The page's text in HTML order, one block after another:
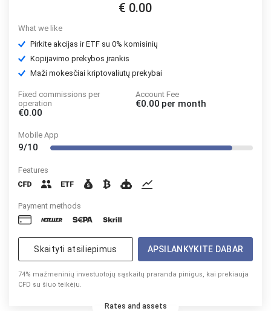
€ 0.00
What we like
Pirkite akcijas ir ETF su 0% komisinių
Kopijavimo prekybos įrankis
Maži mokesčiai kriptovaliutų prekybai
Fixed commissions per
operation
€0.00
Account Fee
€0.00 per month
Mobile App
9/10
Features
Payment methods
Skaityti atsiliepimus APSILANKYKITE DABAR
74% mažmeninių investuotojų sąskaitų praranda pinigus, kai prekiauja
CFD su šiuo teikėju.
Rates and assets